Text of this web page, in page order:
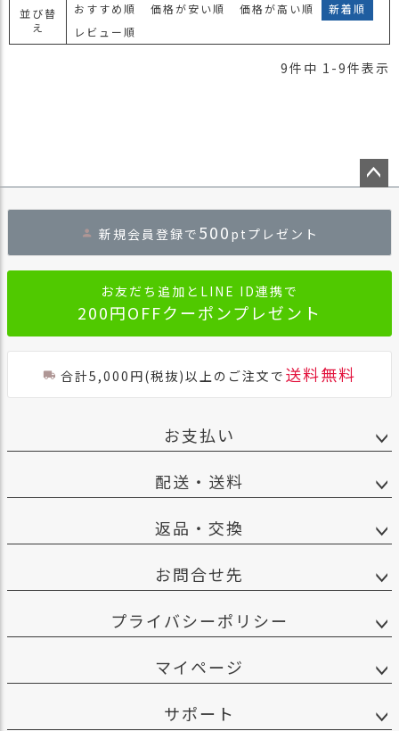
並び替
え
おすすめ順 価格が安い順 価格が高い順
新着順
レビュー順
9件中 1 -9件表示
へ
新規会員登録で 500 ptプレゼント
お友だち追加とLINE ID連携で
200円OFFクーポンプレゼント
合計5,000円(税抜)以上のご注文で 送料無料
お支払い
配送・送料
返品・交換
お問合せ先
プライバシーポリシー
マイページ
サポート